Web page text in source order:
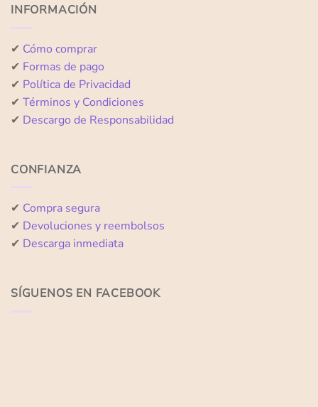
INFORMACIÓN
✔ Cómo comprar
✔ Formas de pago
✔ Política de Privacidad
✔ Términos y Condiciones
✔ Descargo de Responsabilidad
CONFIANZA
✔ Compra segura
✔ Devoluciones y reembolsos
✔ Descarga inmediata
SÍGUENOS EN FACEBOOK